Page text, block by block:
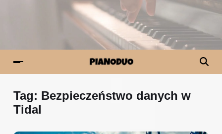
Tag: Bezpieczeństwo danych w
Tidal